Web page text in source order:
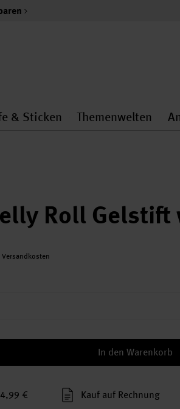
general.openMenu
general.openMenu
& Sticken
Stoffe & Sticken
Themenwelten
Roll Gelstift
In den Warenkorb
€ Kauf auf Rechnung